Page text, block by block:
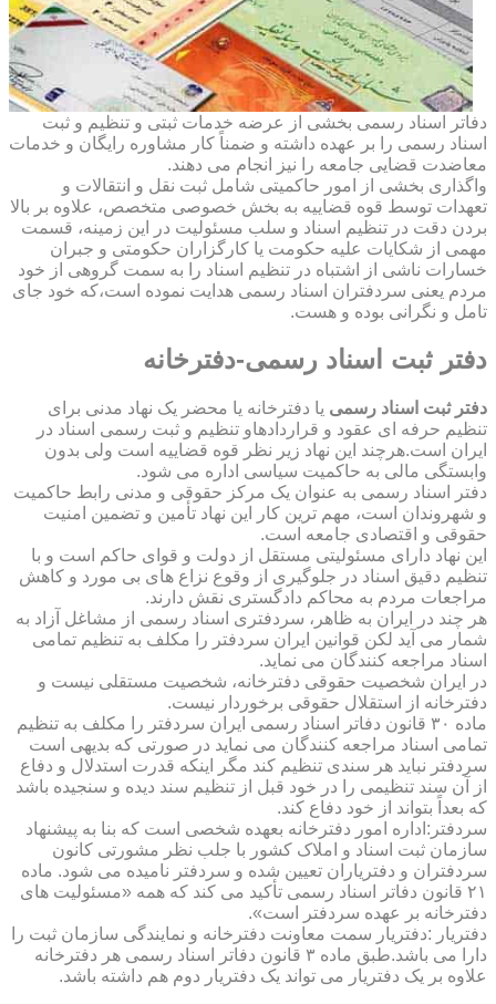
دفاتر اسناد رسمی بخشی از عرضه خدمات ثبتی و تنظیم و ثبت
اسناد رسمی را بر عهده داشته و ضمناً کار مشاوره رایگان و خدمات
معاضدت قضایی جامعه را نیز انجام می دهند.
واگذاری بخشی از امور حاکمیتی شامل ثبت نقل و انتقالات و
تعهدات توسط قوه قضاییه به بخش خصوصی متخصص، علاوه بر بالا
بردن دقت در تنظیم اسناد و سلب مسئولیت در این زمینه، قسمت
مهمی از شکایات علیه حکومت یا کارگزاران حکومتی و جبران
خسارات ناشی از اشتباه در تنظیم اسناد را به سمت گروهی از خود
مردم یعنی سردفتران اسناد رسمی هدایت نموده است،که خود جای
تامل و نگرانی بوده و هست.
دفتر ثبت اسناد رسمی-دفترخانه
دفتر ثبت اسناد رسمی یا دفترخانه یا محضر یک نهاد مدنی برای
تنظیم حرفه ای عقود و قراردادهاو تنظیم و ثبت رسمی اسناد در
ایران است.هرچند این نهاد زیر نظر قوه قضاییه است ولی بدون
وابستگی مالی به حاکمیت سیاسی اداره می شود.
دفتر اسناد رسمی به عنوان یک مرکز حقوقی و مدنی رابط حاکمیت
و شهروندان است، مهم ترین کار این نهاد تأمین و تضمین امنیت
حقوقی و اقتصادی جامعه است.
این نهاد دارای مسئولیتی مستقل از دولت و قوای حاکم است و با
تنظیم دقیق اسناد در جلوگیری از وقوع نزاع های بی مورد و کاهش
مراجعات مردم به محاکم دادگستری نقش دارند.
هر چند در ایران به ظاهر، سردفتری اسناد رسمی از مشاغل آزاد به
شمار می آید لکن قوانین ایران سردفتر را مکلف به تنظیم تمامی
اسناد مراجعه کنندگان می نماید.
در ایران شخصیت حقوقی دفترخانه، شخصیت مستقلی نیست و
دفترخانه از استقلال حقوقی برخوردار نیست.
ماده ۳۰ قانون دفاتر اسناد رسمی ایران سردفتر را مکلف به تنظیم
تمامی اسناد مراجعه کنندگان می نماید در صورتی که بدیهی است
سردفتر نباید هر سندی تنظیم کند مگر اینکه قدرت استدلال و دفاع
از آن سند تنظیمی را در خود قبل از تنظیم سند دیده و سنجیده باشد
که بعداً بتواند از خود دفاع کند.
سردفتر:اداره امور دفترخانه بعهده شخصی است که بنا به پیشنهاد
سازمان ثبت اسناد و املاک کشور با جلب نظر مشورتی کانون
سردفتران و دفتریاران تعیین شده و سردفتر نامیده می شود. ماده
۲۱ قانون دفاتر اسناد رسمی تأکید می کند که همه «مسئولیت های
دفترخانه بر عهده سردفتر است».
دفتریار :دفتریار سمت معاونت دفترخانه و نمایندگی سازمان ثبت را
دارا می باشد.طبق ماده ۳ قانون دفاتر اسناد رسمی هر دفترخانه
علاوه بر یک دفتریار می تواند یک دفتریار دوم هم داشته باشد.